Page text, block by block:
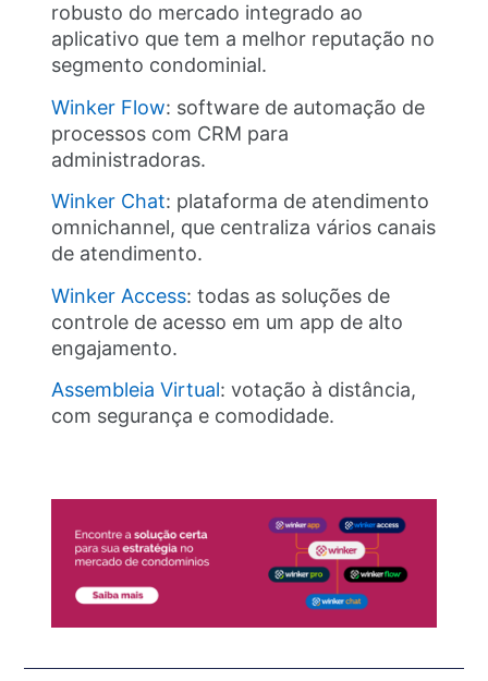
robusto do mercado integrado ao
aplicativo que tem a melhor reputação no
segmento condominial.
Winker Flow: software de automação de
processos com CRM para
administradoras.
Winker Chat: plataforma de atendimento
omnichannel, que centraliza vários canais
de atendimento.
Winker Access: todas as soluções de
controle de acesso em um app de alto
engajamento.
Assembleia Virtual: votação à distância,
com segurança e comodidade.